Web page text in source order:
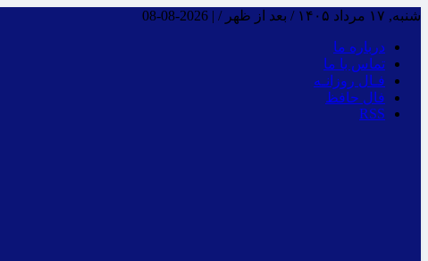
شنبه, ۱۷ مرداد ۱۴۰۵ / بعد از ظهر / |
2026-08-08
درباره ما
تماس با ما
فـال روزانـه
فال حافظ
RSS